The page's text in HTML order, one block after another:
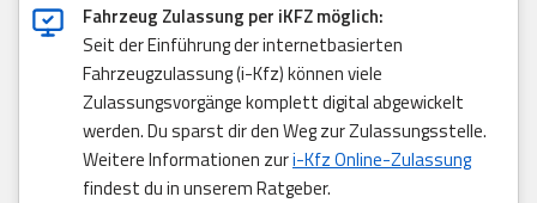
Fahrzeug Zulassung per iKFZ möglich:
Seit der Einführung der internetbasierten
Fahrzeugzulassung (i-Kfz) können viele
Zulassungsvorgänge komplett digital abgewickelt
werden. Du sparst dir den Weg zur Zulassungsstelle.
Weitere Informationen zuri-Kfz Online-Zulassung
findest du in unserem Ratgeber.